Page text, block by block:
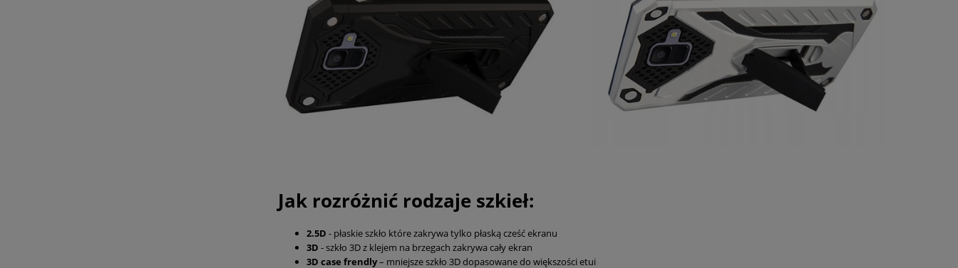
Jak rozróżnić rodzaje szkieł:
2.5D - płaskie szkło które zakrywa tylko płaską cześć ekranu
3D - szkło 3D z klejem na brzegach zakrywa cały ekran
3D case frendly– mniejsze szkło 3D dopasowane do większości etui